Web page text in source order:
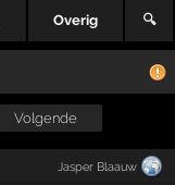
Overig 🔍
Volgende
Jasper Blaauw